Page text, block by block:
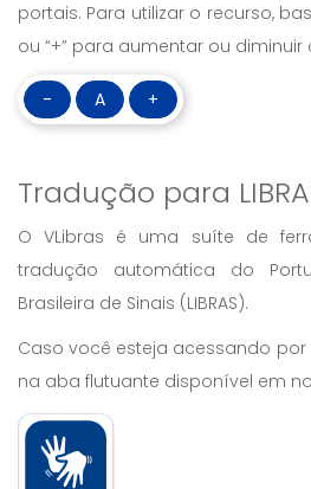
portais. Para utilizar o recurso,
ou “+” para aumentar ou diminuir
- A +
Tradução para
O VLibras é uma suíte de
tradução automática do
Brasileira de Sinais (LIBRAS).
Caso você esteja acessando
na aba flutuante disponível em